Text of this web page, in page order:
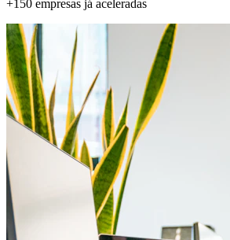
+150 empresas já aceleradas